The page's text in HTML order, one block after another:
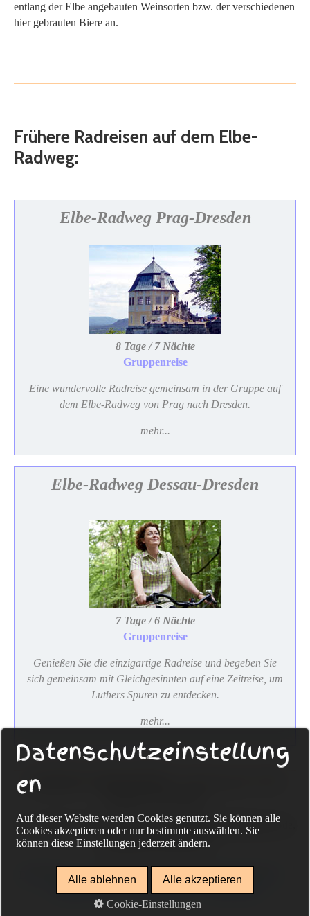
entlang der Elbe angebauten Weinsorten bzw. der verschiedenen
hier gebrauten Biere an.
Frühere Radreisen auf dem Elbe-
Radweg:
Elbe-Radweg Prag-Dresden
8 Tage / 7 Nächte
Gruppenreise
Eine wundervolle Radreise gemeinsam in der Gruppe auf
dem Elbe-Radweg von Prag nach Dresden.
mehr...
Elbe-Radweg Dessau-Dresden
7 Tage / 6 Nächte
Gruppenreise
Genießen Sie die einzigartige Radreise und begeben Sie
sich gemeinsam mit Gleichgesinnten auf eine Zeitreise, um
Luthers Spuren zu entdecken.
mehr...
Sackmann Fahrradreisen
Tel. +49-(0) 74 33-96 75 322, www.sackmann-fahrradreisen.de,
info@guido-sackmann.de
Datenschutz Impressum Kontakt
individuelle Reisen
Gruppenreisen
Rad und Schiff Reiseschutz
Datenschutzeinstellung
en
Auf dieser Website werden Cookies genutzt. Sie können alle
Cookies akzeptieren oder nur bestimmte auswählen. Sie
können diese Einstellungen jederzeit ändern.
Alle ablehnen Alle akzeptieren
Cookie-Einstellungen